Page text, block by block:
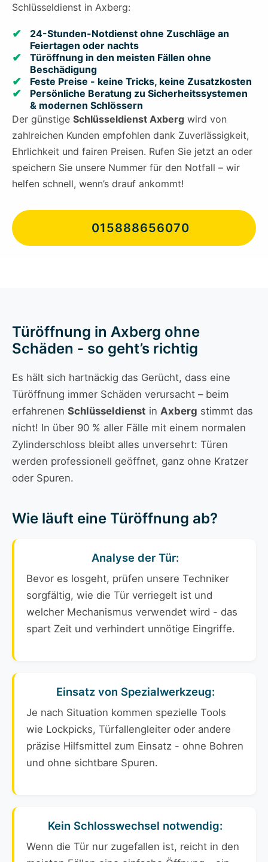
Schlüsseldienst in Axberg:
24-Stunden-Notdienst ohne Zuschläge an
Feiertagen oder nachts
Türöffnung in den meisten Fällen ohne
Beschädigung
Feste Preise - keine Tricks, keine Zusatzkosten
Persönliche Beratung zu Sicherheitssystemen
& modernen Schlössern
Der günstige Schlüsseldienst Axberg wird von
zahlreichen Kunden empfohlen dank Zuverlässigkeit,
Ehrlichkeit und fairen Preisen. Rufen Sie jetzt an oder
speichern Sie unsere Nummer für den Notfall – wir
helfen schnell, wenn’s drauf ankommt!
015888656070
Türöffnung in Axberg ohne
Schäden - so geht’s richtig
Es hält sich hartnäckig das Gerücht, dass eine
Türöffnung immer Schäden verursacht – beim
erfahrenen Schlüsseldienst in Axberg stimmt das
nicht! In über 90 % aller Fälle mit einem normalen
Zylinderschloss bleibt alles unversehrt: Türen
werden professionell geöffnet, ganz ohne Kratzer
oder Spuren.
Wie läuft eine Türöffnung ab?
Analyse der Tür:
Bevor es losgeht, prüfen unsere Techniker
sorgfältig, wie die Tür verriegelt ist und
welcher Mechanismus verwendet wird - das
spart Zeit und verhindert unnötige Eingriffe.
Einsatz von Spezialwerkzeug:
Je nach Situation kommen spezielle Tools
wie Lockpicks, Türfallengleiter oder andere
präzise Hilfsmittel zum Einsatz - ohne Bohren
und ohne sichtbare Spuren.
Kein Schlosswechsel notwendig:
Wenn die Tür nur zugefallen ist, reicht in den